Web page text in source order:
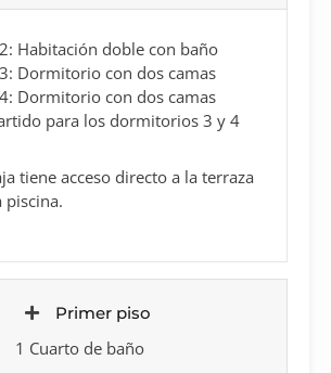
Habitación doble con baño
Dormitorio con dos camas
Dormitorio con dos camas
para los dormitorios 3 y 4
tiene acceso directo a la terraza
piscina.
Primer piso
1 Cuarto de baño